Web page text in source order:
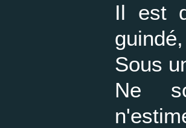
Il est
guindé,
Sous
Ne